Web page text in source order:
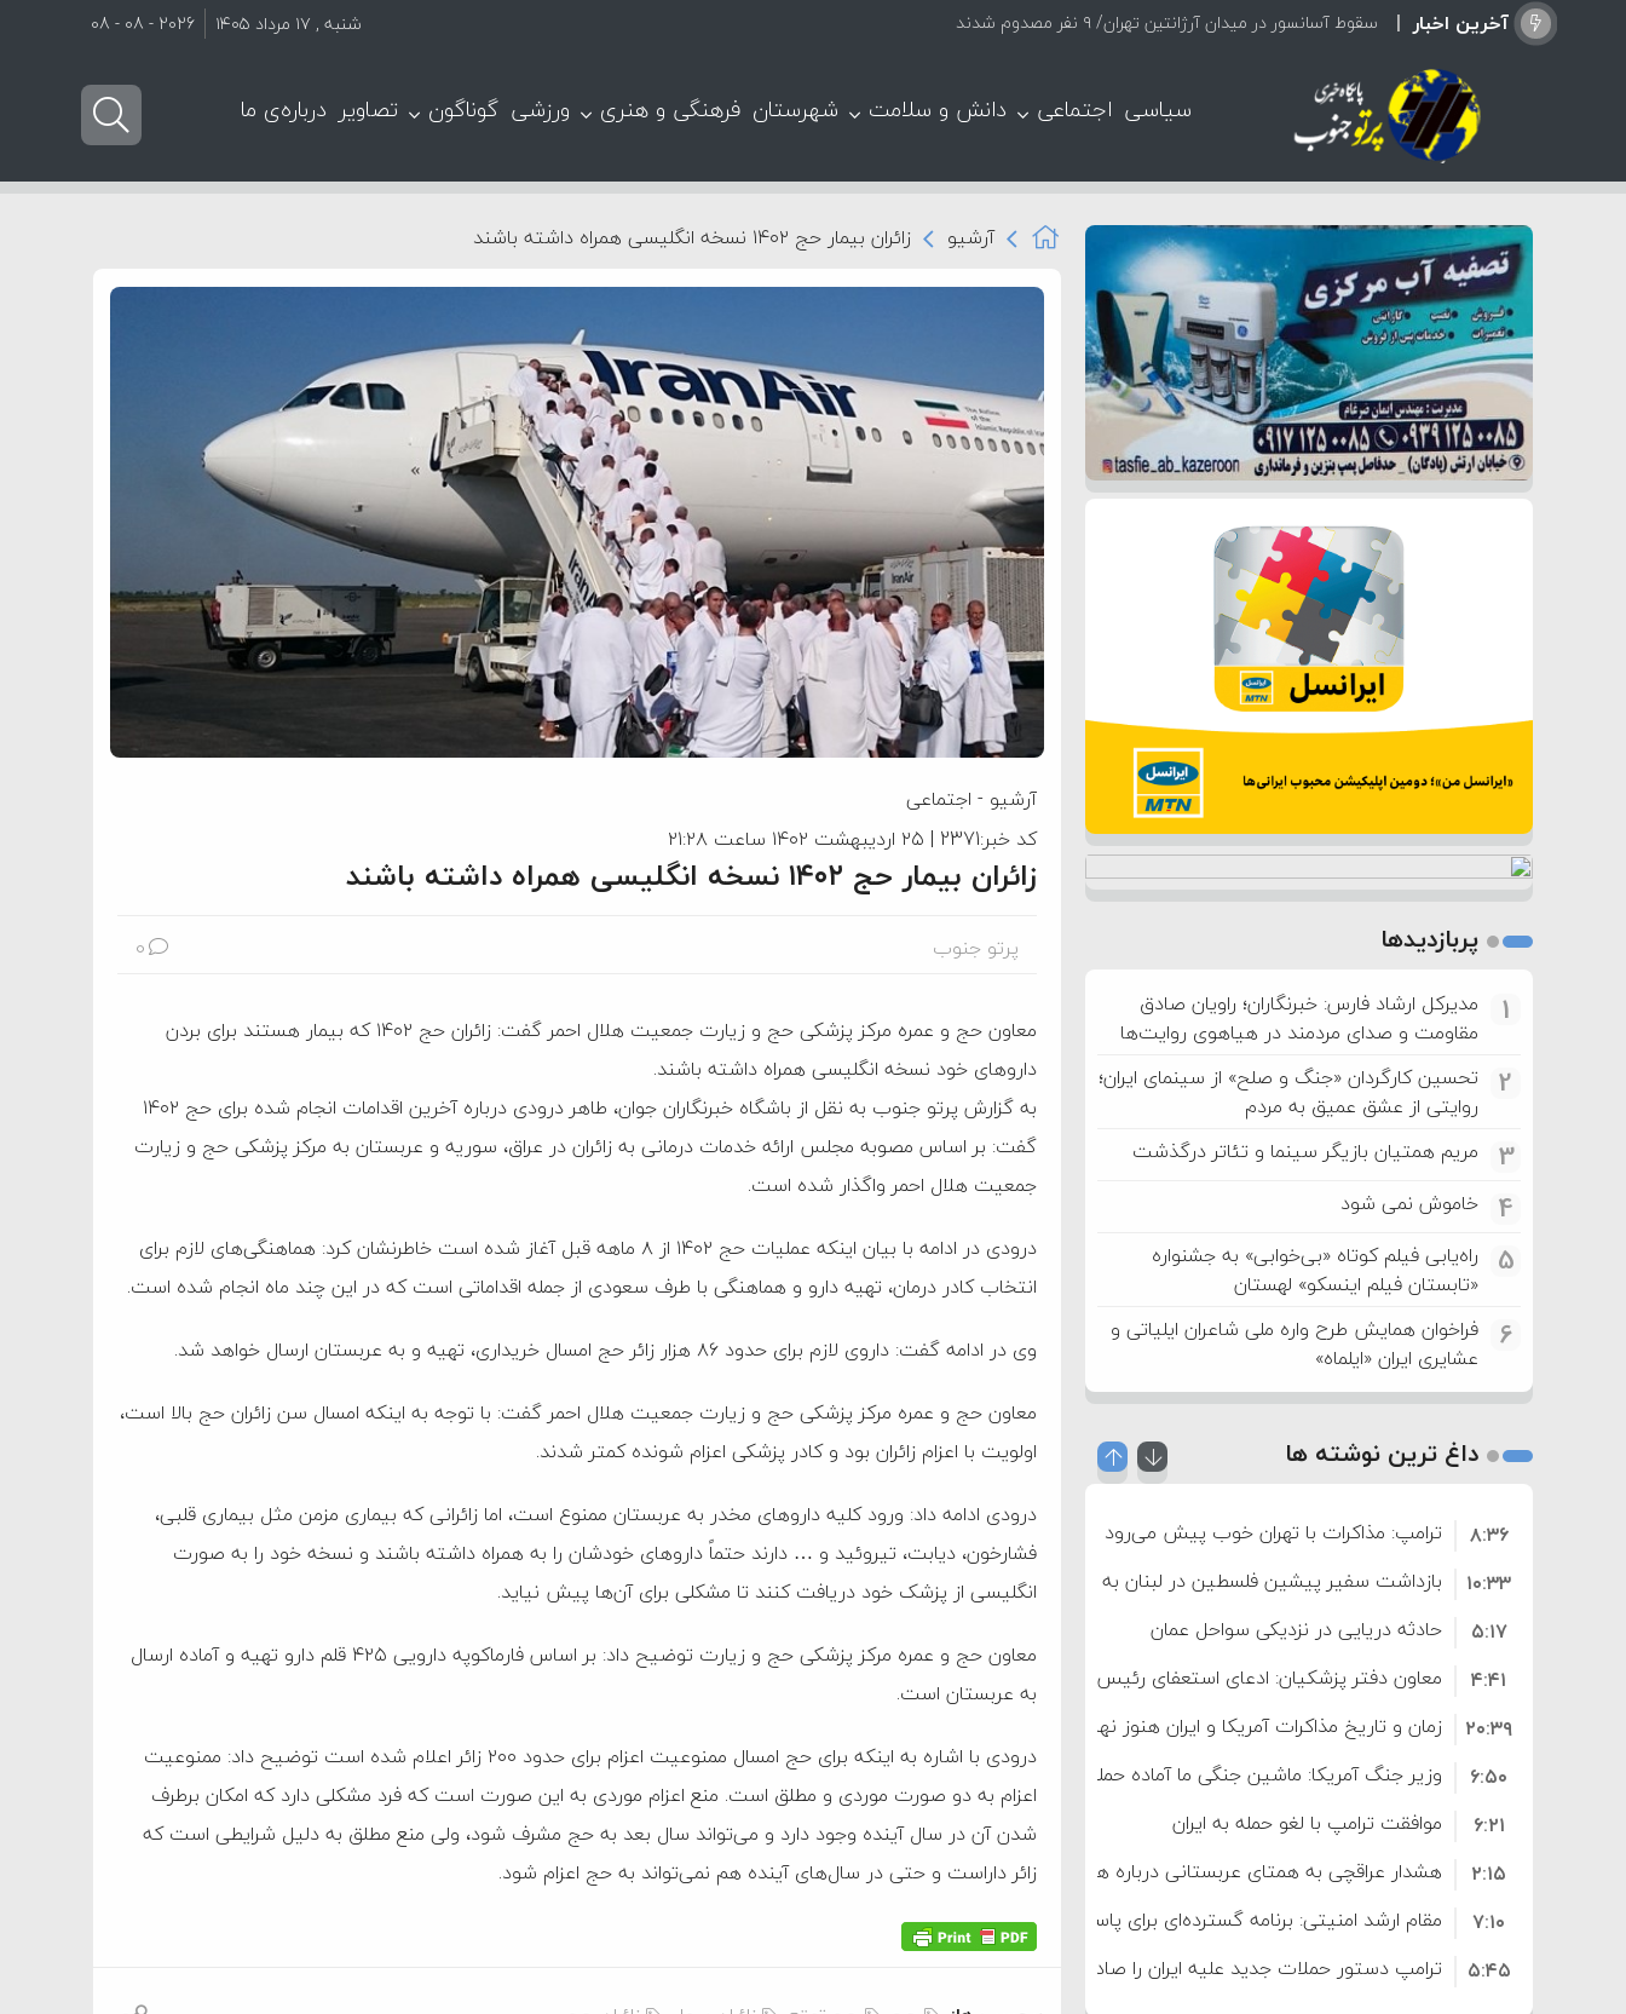
آخرین اخبار سقوط آسانسور در میدان آرژانتین تهران/ ۹ نفر مصدوم شدند شنبه , ۱۷ مرداد ۱۴۰۵ 2026 - 08 - 08
سیاسی اجتماعی دانش و سلامت شهرستان فرهنگی و هنری ورزشی گوناگون تصاویر درباره‌ی ما
آرشیو زائران بیمار حج ۱۴۰۲ نسخه انگلیسی همراه داشته باشند
آرشیو - اجتماعی
کد خبر:2371 | ۲۵ اردیبهشت ۱۴۰۲ ساعت ۲۱:۲۸
زائران بیمار حج ۱۴۰۲ نسخه انگلیسی همراه داشته باشند
پرتو جنوب 0
معاون حج و عمره مرکز پزشکی حج و زیارت جمعیت هلال احمر گفت: زائران حج ۱۴۰۲ که بیمار هستند برای بردن
دارو‌های خود نسخه انگلیسی همراه داشته باشند.
به گزارش پرتو جنوب به نقل از باشگاه خبرنگاران جوان، طاهر درودی درباره آخرین اقدامات انجام شده برای حج ۱۴۰۲
گفت: بر اساس مصوبه مجلس ارائه خدمات درمانی به زائران در عراق، سوریه و عربستان به مرکز پزشکی حج و زیارت
جمعیت هلال احمر واگذار شده است.
درودی در ادامه با بیان اینکه عملیات حج ۱۴۰۲ از ۸ ماهه قبل آغاز شده است خاطرنشان کرد: هماهنگی‌های لازم برای
انتخاب کادر درمان، تهیه دارو و هماهنگی با طرف سعودی از جمله اقداماتی است که در این چند ماه انجام شده است.
وی در ادامه گفت: داروی لازم برای حدود ۸۶ هزار زائر حج امسال خریداری، تهیه و به عربستان ارسال خواهد شد.
معاون حج و عمره مرکز پزشکی حج و زیارت جمعیت هلال احمر گفت: با توجه به اینکه امسال سن زائران حج بالا است،
اولویت با اعزام زائران بود و کادر پزشکی اعزام شونده کمتر شدند.
درودی ادامه داد: ورود کلیه دارو‌های مخدر به عربستان ممنوع است، اما زائرانی که بیماری مزمن مثل بیماری قلبی،
فشارخون، دیابت، تیروئید و … دارند حتماً دارو‌های خودشان را به همراه داشته باشند و نسخه خود را به صورت
انگلیسی از پزشک خود دریافت کنند تا مشکلی برای آن‌ها پیش نیاید.
معاون حج و عمره مرکز پزشکی حج و زیارت توضیح داد: بر اساس فارماکوپه دارویی ۴۲۵ قلم دارو تهیه و آماده ارسال
به عربستان است.
درودی با اشاره به اینکه برای حج امسال ممنوعیت اعزام برای حدود ۲۰۰ زائر اعلام شده است توضیح داد: ممنوعیت
اعزام به دو صورت موردی و مطلق است. منع اعزام موردی به این صورت است که فرد مشکلی دارد که امکان برطرف
شدن آن در سال آینده وجود دارد و می‌تواند سال بعد به حج مشرف شود، ولی منع مطلق به دلیل شرایطی است که
زائر داراست و حتی در سال‌های آینده هم نمی‌تواند به حج اعزام شود.
پربازدیدها
1
مدیرکل ارشاد فارس: خبرنگاران؛ راویان صادق
مقاومت و صدای مردمند در هیاهوی روایت‌ها
2
تحسین کارگردان «جنگ و صلح» از سینمای ایران؛
روایتی از عشق عمیق به مردم
3 مریم همتیان بازیگر سینما و تئاتر درگذشت
4 خاموش نمی شود
5
راه‌یابی فیلم کوتاه «بی‌خوابی» به جشنواره
«تابستان فیلم اینسکو» لهستان
6
فراخوان همایش طرح واره ملی شاعران ایلیاتی و
عشایری ایران «ایلماه»
داغ ترین نوشته ها
ترامپ: مذاکرات با تهران خوب پیش می‌رود
۸:۳۶
بازداشت سفیر پیشین فلسطین در لبنان به اتهام فساد و اختلاس اموال
۱۰:۳۳
حادثه دریایی در نزدیکی سواحل عمان
۵:۱۷
معاون دفتر پزشکیان: ادعای استعفای رئیس‌جمهور واهی و کذب محض
است
۴:۴۱
زمان و تاریخ مذاکرات آمریکا و ایران هنوز نهایی نشده است
۲۰:۳۹
وزیر جنگ آمریکا: ماشین جنگی ما آماده حمله نظامی علیه ایران است
۶:۵۰
موافقت ترامپ با لغو حمله به ایران
۶:۲۱
هشدار عراقچی به همتای عربستانی درباره همراهی با آمریکا
۲:۱۵
مقام ارشد امنیتی: برنامه گسترده‌ای برای پاسخ به دیوانگی آمریکا داریم
۷:۱۰
ترامپ دستور حملات جدید علیه ایران را صادر کرد
۵:۴۵